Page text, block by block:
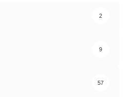
2
9
57